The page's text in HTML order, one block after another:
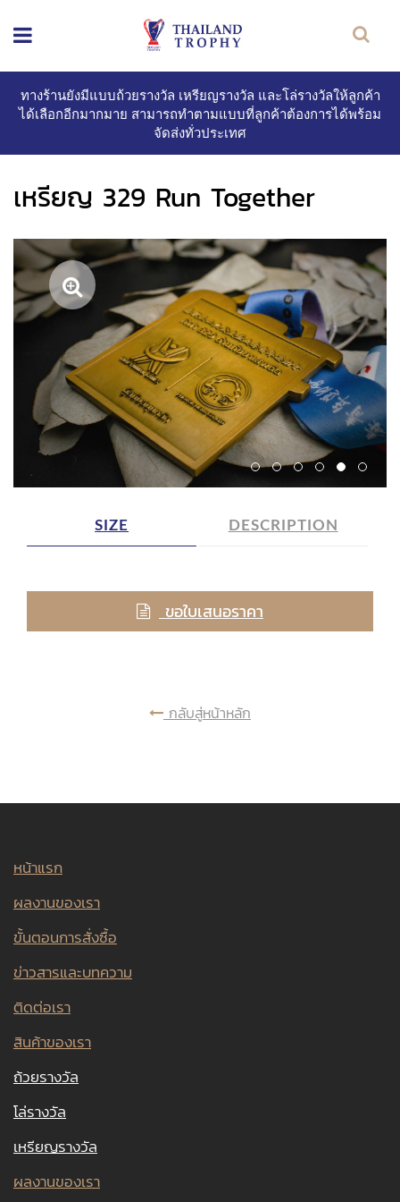
ทางร้านยังมีแบบถ้วยรางวัล เหรียญรางวัล และโล่รางวัลให้ลูกค้า
ได้เลือกอีกมากมาย สามารถทำตามแบบที่ลูกค้าต้องการได้พร้อม
จัดส่งทั่วประเทศ
เหรียญ 329 Run Together
SIZE DESCRIPTION
ขอใบเสนอราคา
กลับสู่หน้าหลัก
หน้าแรก
ผลงานของเรา
ขั้นตอนการสั่งซื้อ
ข่าวสารและบทความ
ติดต่อเรา
สินค้าของเรา
ถ้วยรางวัล
โล่รางวัล
เหรียญรางวัล
ผลงานของเรา